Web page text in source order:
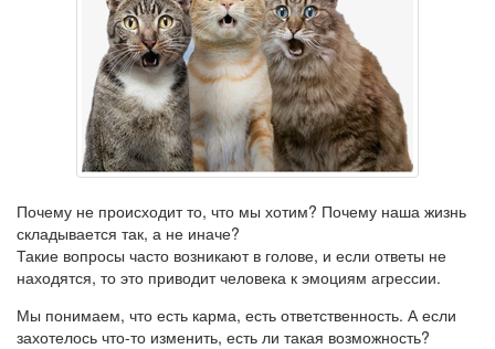
Почему не происходит то, что мы хотим? Почему наша жизнь
складывается так, а не иначе?
Такие вопросы часто возникают в голове, и если ответы не
находятся, то это приводит человека к эмоциям агрессии.
Мы понимаем, что есть карма, есть ответственность. А если
захотелось что-то изменить, есть ли такая возможность?